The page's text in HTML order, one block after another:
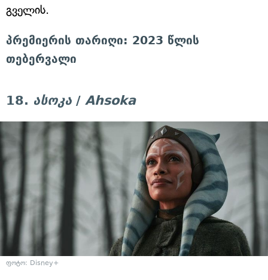
გველის.
პრემიერის თარიღი: 2023 წლის
თებერვალი
18. ასოკა / Ahsoka
ფოტო: Disney+